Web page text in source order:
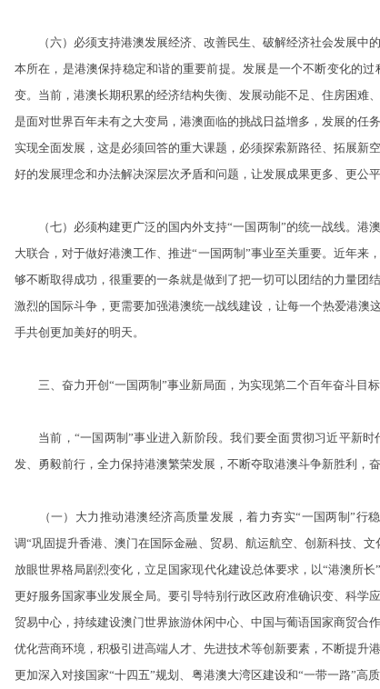
（六）必须支持港澳发展经济、改善民生、破解经济社会发展中
本所在，是港澳保持稳定和谐的重要前提。发展是一个不断变化的
变。当前，港澳长期积累的经济结构失衡、发展动能不足、住房困难
是面对世界百年未有之大变局，港澳面临的挑战日益增多，发展的
实现全面发展，这是必须回答的重大课题，必须探索新路径、拓展新
好的发展理念和办法解决深层次矛盾和问题，让发展成果更多、更公平
（七）必须构建更广泛的国内外支持“一国两制”的统一战线。港
大联合，对于做好港澳工作、推进“一国两制”事业至关重要。近年
够不断取得成功，很重要的一条就是做到了把一切可以团结的力量团
激烈的国际斗争，更需要加强港澳统一战线建设，让每一个热爱港澳
手共创更加美好的明天。
三、奋力开创“一国两制”事业新局面，为实现第二个百年奋斗目
当前，“一国两制”事业进入新阶段。我们要全面贯彻习近平新时
发、勇毅前行，全力保持港澳繁荣发展，不断夺取港澳斗争新胜利，
（一）大力推动港澳经济高质量发展，着力夯实“一国两制”行
调“巩固提升香港、澳门在国际金融、贸易、航运航空、创新科技、
放眼世界格局剧烈变化，立足国家现代化建设总体要求，以“港澳所
更好服务国家事业发展全局。要引导特别行政区政府准确识变、科学
贸易中心，持续建设澳门世界旅游休闲中心、中国与葡语国家商贸
优化营商环境，积极引进高端人才、先进技术等创新要素，不断提升
更加深入对接国家“十四五”规划、粤港澳大湾区建设和“一带一路”